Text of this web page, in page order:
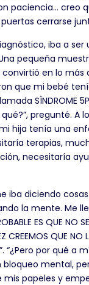
paciencia… creo
cerrarse
iba a ser
pequeña
en lo más
que mi bebé
SÍNDROME
qué?”, pregunté. A
hija tenía una
terapias,
necesitaría
iba diciendo
la mente. Me
ES QUE NO
CREEMOS QUE NO
“¿Pero por qué a
bloqueo mental,
mis papeles y